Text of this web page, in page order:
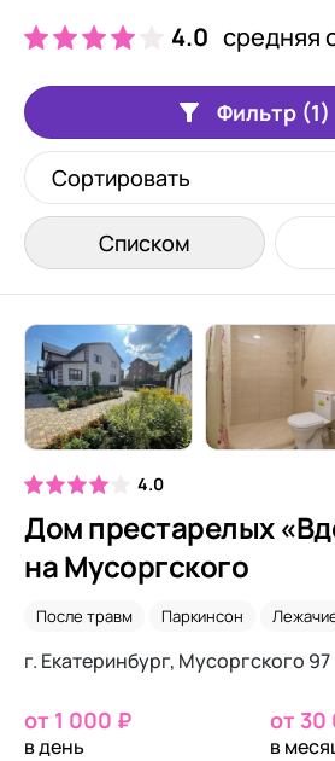
4.0 средняя
Фильтр (1)
Сортировать
Списком
4.0
Дом престарелых
на Мусоргского
После травм Паркинсон
г. Екатеринбург, Мусоргского 97
от 1 000 ₽
в день
от 30
в